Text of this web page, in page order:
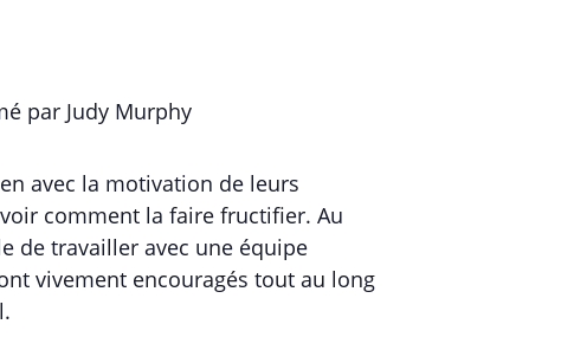
par Judy Murphy
avec la motivation de leurs
comment la faire fructifier. Au
de travailler avec une équipe
vivement encouragés tout au long